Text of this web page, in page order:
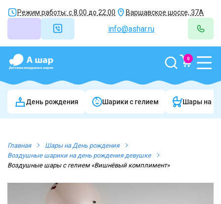
Режим работы: с 8.00 до 22.00 Варшавское шоссе, 37А
info@ashar.ru
0
День рождения Шарики c гелием Шары на
Главная
Шары на День рождения
Воздушные шарики на день рождения девушке
Воздушные шары с гелием «Вишнёвый комплимент»